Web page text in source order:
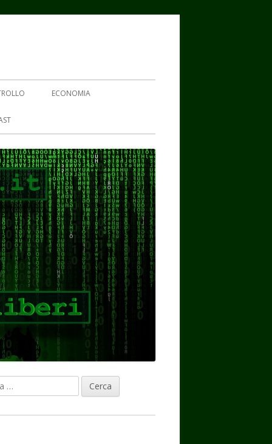
ECONOMIA